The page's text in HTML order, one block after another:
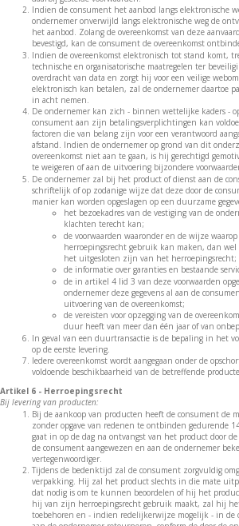
Indien de consument het aanbod langs elektronische
ondernemer onverwijld langs elektronische weg de
het aanbod. Zolang de overeenkomst van deze
bevestigd, kan de consument de overeenkomst
Indien de overeenkomst elektronisch tot stand komt,
technische en organisatorische maatregelen ter
overdracht van data en zorgt hij voor een veilige
elektronisch kan betalen, zal de ondernemer daartoe
in acht nemen.
De ondernemer kan zich - binnen wettelijke kaders -
consument aan zijn betalingsverplichtingen kan
factoren die van belang zijn voor een verantwoord
afstand. Indien de ondernemer op grond van dit
overeenkomst niet aan te gaan, is hij gerechtigd
te weigeren of aan de uitvoering bijzondere
De ondernemer zal bij het product of dienst aan de
schriftelijk of op zodanige wijze dat deze door de
manier kan worden opgeslagen op een duurzame
het bezoekadres van de vestiging van de
klachten terecht kan;
de voorwaarden waaronder en de wijze
herroepingsrecht gebruik kan maken, dan
het uitgesloten zijn van het herroepingsrecht;
de informatie over garanties en bestaande
de in artikel 4 lid 3 van deze voorwaarden
ondernemer deze gegevens al aan de
uitvoering van de overeenkomst;
de vereisten voor opzegging van de
duur heeft van meer dan één jaar of van
In geval van een duurtransactie is de bepaling in het
op de eerste levering.
Iedere overeenkomst wordt aangegaan onder de
voldoende beschikbaarheid van de betreffende
Artikel 6 - Herroepingsrecht
Bij levering van producten:
Bij de aankoop van producten heeft de consument de
zonder opgave van redenen te ontbinden gedurende
gaat in op de dag na ontvangst van het product door
de consument aangewezen en aan de ondernemer
vertegenwoordiger.
Tijdens de bedenktijd zal de consument zorgvuldig
verpakking. Hij zal het product slechts in die mate
dat nodig is om te kunnen beoordelen of hij het
hij van zijn herroepingsrecht gebruik maakt, zal hij
toebehoren en - indien redelijkerwijze mogelijk - in de